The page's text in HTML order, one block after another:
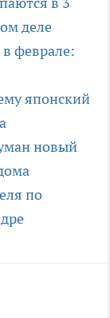
деле
феврале:
японский
новый
по